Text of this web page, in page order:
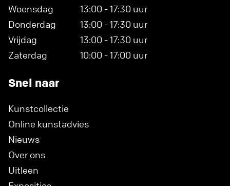
Woensdag
13:00 - 17:30 uur
Donderdag
13:00 - 17:30 uur
Vrijdag
13:00 - 17:30 uur
Zaterdag
10:00 - 17:00 uur
Snel naar
Kunstcollectie
Online kunstadvies
Nieuws
Over ons
Uitleen